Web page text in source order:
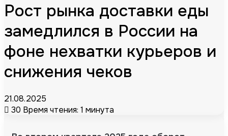
Рост рынка доставки еды
замедлился в России на
фоне нехватки курьеров и
снижения чеков
21.08.2025
30 Время чтения: 1 минута